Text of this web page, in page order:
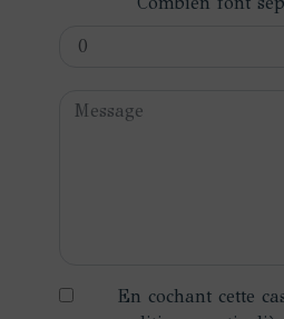
En cochant cette